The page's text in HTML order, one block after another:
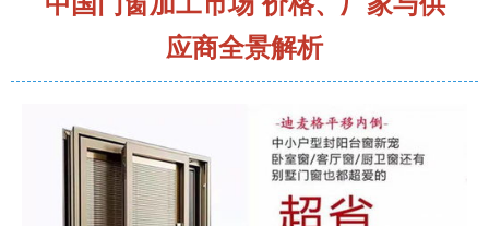
应商全景解析